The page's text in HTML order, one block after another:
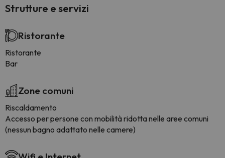
Strutture e servizi
Ristorante
Ristorante
Bar
Zone comuni
Riscaldamento
Accesso per persone con mobilità ridotta nelle aree comuni
(nessun bagno adattato nelle camere)